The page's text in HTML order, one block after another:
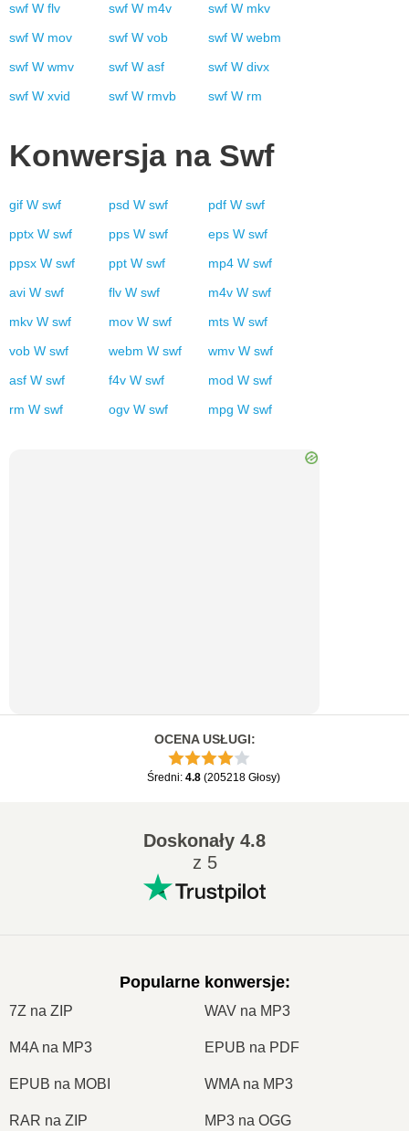
swf W flv swf W m4v swf W mkv
swf W mov swf W vob swf W webm
swf W wmv swf W asf swf W divx
swf W xvid swf W rmvb swf W rm
Konwersja na Swf
gif W swf psd W swf pdf W swf
pptx W swf pps W swf eps W swf
ppsx W swf ppt W swf mp4 W swf
avi W swf flv W swf m4v W swf
mkv W swf mov W swf mts W swf
vob W swf webm W swf wmv W swf
asf W swf f4v W swf mod W swf
rm W swf ogv W swf mpg W swf
OCENA USŁUGI:
Średni: 4.8 (205218 Głosy)
Doskonały 4.8
z 5
Popularne konwersje:
7Z na ZIP WAV na MP3
M4A na MP3 EPUB na PDF
EPUB na MOBI WMA na MP3
RAR na ZIP MP3 na OGG